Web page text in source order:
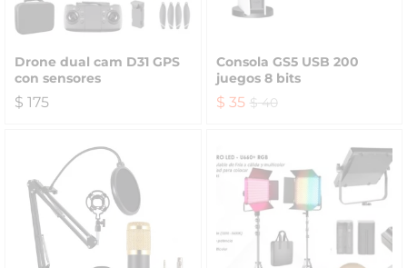
Drone dual cam D31 GPS
con sensores
$ 175
Consola GS5 USB 200
juegos 8 bits
$ 35 $40